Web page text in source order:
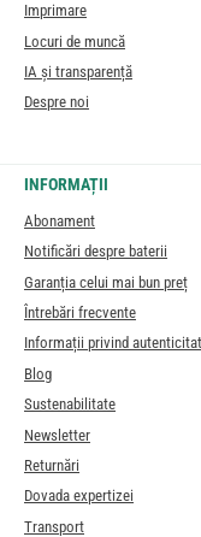
Imprimare
Locuri de muncă
IA și transparență
Despre noi
INFORMAȚII
Abonament
Notificări despre baterii
Garanția celui mai bun preț
Întrebări frecvente
Informații privind
Blog
Sustenabilitate
Newsletter
Returnări
Dovada expertizei
Transport